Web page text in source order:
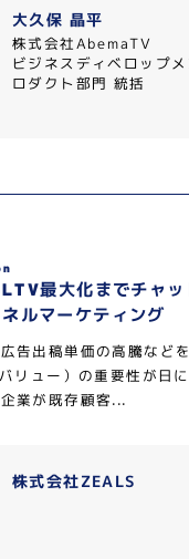
大久保 晶平
株式会社AbemaTV
ビジネスディベロップ
ロダクト部門 統括
最大化までチャ
ルマーケティング
告出稿単価の高騰などを
リュー）の重要性が日
業が既存顧客...
株式会社ZEALS